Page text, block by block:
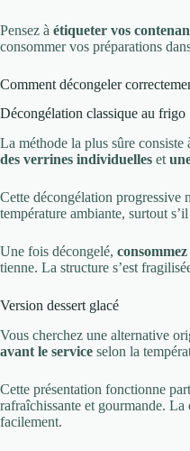
Pensez à étiqueter vos
consommer vos préparations
Comment décongeler
Décongélation classique au frigo
La méthode la plus sûre
des verrines individuelles et
Cette décongélation progressive
température ambiante, surtout
Une fois décongelé,
tienne. La structure s’est
Version dessert glacé
Vous cherchez une alternative
avant le service selon la
Cette présentation fonctionne
rafraîchissante et gourmande. La
facilement.